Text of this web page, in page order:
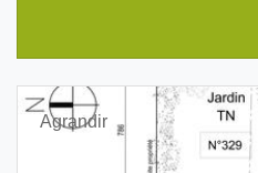
Agrandir